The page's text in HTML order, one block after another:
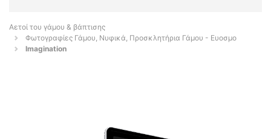
Αετοί του γάμου & βάπτισης
Φωτογραφίες Γάμου, Νυφικά, Προσκλητήρια Γάμου - Ευοσμο
Imagination